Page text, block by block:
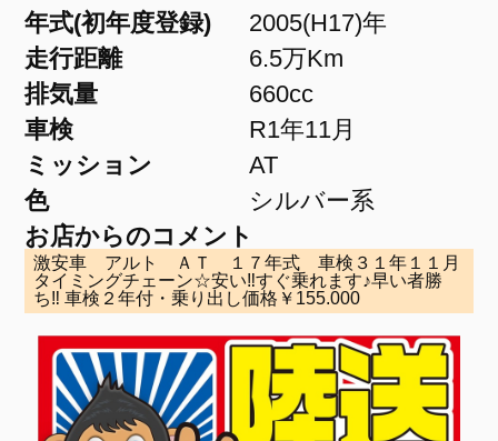
年式(初年度登録)
2005(H17)年
走行距離
6.5万Km
排気量
660cc
車検
R1年11月
ミッション
AT
色
シルバー系
お店からのコメント
激安車 アルト ＡＴ １７年式 車検３１年１１月
タイミングチェーン☆安い‼すぐ乗れます♪早い者勝
ち‼ 車検２年付・乗り出し価格￥155.000